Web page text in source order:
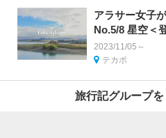
アラサー女子
No.5/8 星空＜
2023/11/05～
テカポ
旅行記グループ